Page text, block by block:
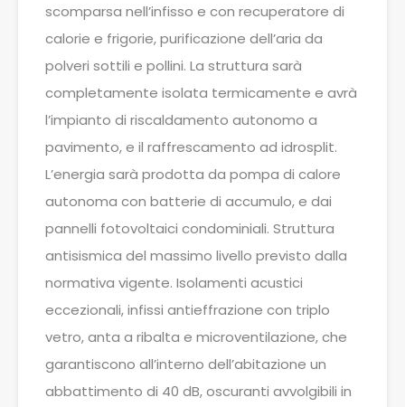
scomparsa nell’infisso e con recuperatore di
calorie e frigorie, purificazione dell’aria da
polveri sottili e pollini. La struttura sarà
completamente isolata termicamente e avrà
l’impianto di riscaldamento autonomo a
pavimento, e il raffrescamento ad idrosplit.
L’energia sarà prodotta da pompa di calore
autonoma con batterie di accumulo, e dai
pannelli fotovoltaici condominiali. Struttura
antisismica del massimo livello previsto dalla
normativa vigente. Isolamenti acustici
eccezionali, infissi antieffrazione con triplo
vetro, anta a ribalta e microventilazione, che
garantiscono all’interno dell’abitazione un
abbattimento di 40 dB, oscuranti avvolgibili in